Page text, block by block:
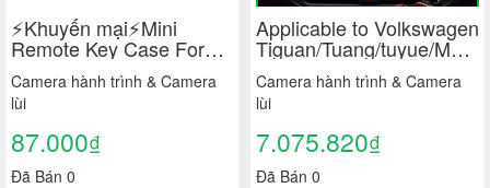
⚡Khuyến mại⚡Mini
Remote Key Case For
Land Rover Freelander 2
5 Button Remote Smart
Key Fob Case Shell
Blade
Camera hành trình & Camera
lùi
87.000₫
Đã Bán 0
Applicable to Volkswagen
Tiguan/Tuang/tuyue/
3D 360-degree
panoramic image
decoding all-in-one
machine
Camera hành trình & Camera
lùi
7.075.820₫
Đã Bán 0